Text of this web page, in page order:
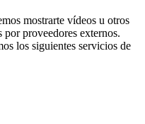
mostrarte vídeos u otros
proveedores externos.
los siguientes servicios de